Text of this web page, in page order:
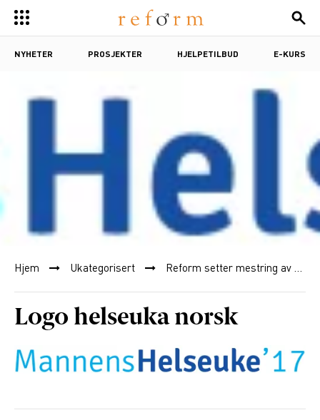
NYHETER PROSJEKTER HJELPETILBUD E-KURS
Hjem Ukategorisert Reform setter mestring av alvorlig sykdom i fokus under Mannens Helseuke
Logo helseuka norsk